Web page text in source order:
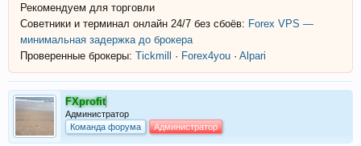
Рекомендуем для торговли
Советники и терминал онлайн 24/7 без сбоёв: Forex VPS —
минимальная задержка до брокера
Проверенные брокеры: Tickmill · Forex4you · Alpari
FXprofit
Администратор
Команда форума
Администратор